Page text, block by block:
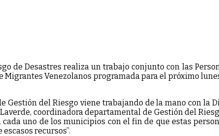
de Desastres realiza un trabajo conjunto con las
Venezolanos programada para el próximo
Gestión del Riesgo viene trabajando de la mano con la
coordinadora departamental de Gestión del
uno de los municipios con el fin de que estas
recursos”.